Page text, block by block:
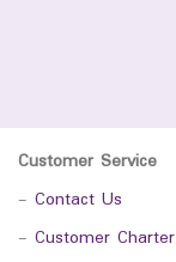
Customer Service
- Contact Us
- Customer Charter